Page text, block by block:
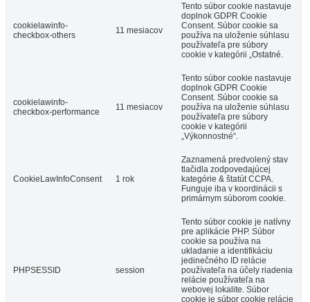
cookielawinfo-
checkbox-others
11 mesiacov
Tento súbor cookie nastavuje
doplnok GDPR Cookie
Consent. Súbor cookie sa
používa na uloženie súhlasu
používateľa pre súbory
cookie v kategórii „Ostatné.
cookielawinfo-
checkbox-performance
11 mesiacov
Tento súbor cookie nastavuje
doplnok GDPR Cookie
Consent. Súbor cookie sa
používa na uloženie súhlasu
používateľa pre súbory
cookie v kategórii
„Výkonnostné“.
CookieLawInfoConsent 1 rok
Zaznamená predvolený stav
tlačidla zodpovedajúcej
kategórie & štatút CCPA.
Funguje iba v koordinácii s
primárnym súborom cookie.
PHPSESSID session
Tento súbor cookie je natívny
pre aplikácie PHP. Súbor
cookie sa používa na
ukladanie a identifikáciu
jedinečného ID relácie
používateľa na účely riadenia
relácie používateľa na
webovej lokalite. Súbor
cookie je súbor cookie relácie